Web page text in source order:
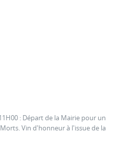
: Départ de la Mairie pour un
Vin d'honneur à l'issue de la